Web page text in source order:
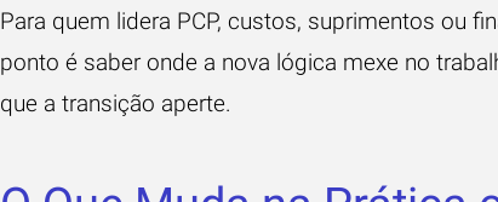
Para quem lidera PCP, custos, suprimentos ou
ponto é saber onde a nova lógica mexe no
que a transição aperte.